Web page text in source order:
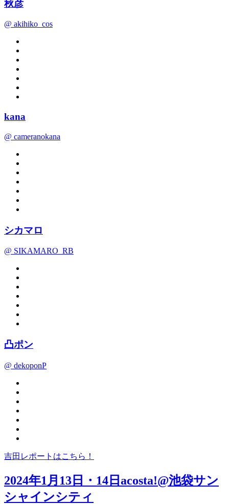
秋彦
@ akihiko_cos
kana
@ cameranokana
シカマロ
@ SIKAMARO_RB
凸ポン
@ dekoponP
吉田レポートはこちら！
2024年1月13日・14日acosta!@池袋サン
シャインシティ